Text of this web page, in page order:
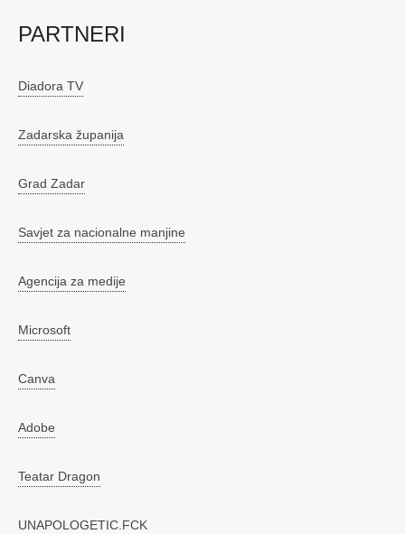
PARTNERI
Diadora TV
Zadarska županija
Grad Zadar
Savjet za nacionalne manjine
Agencija za medije
Microsoft
Canva
Adobe
Teatar Dragon
UNAPOLOGETIC.FCK